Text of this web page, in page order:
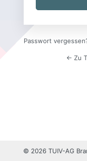
Passwort
← Zu
© 2026 TUIV-AG